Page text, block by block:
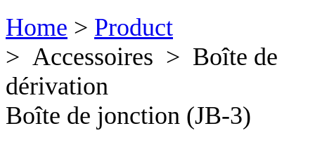
Home > Product
> Accessoires > Boîte de
dérivation
Boîte de jonction (JB-3)